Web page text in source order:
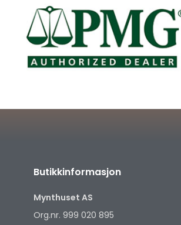
Butikkinformasjon
Mynthuset AS
Org.nr. 999 020 895